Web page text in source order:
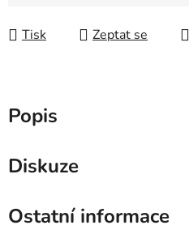
Tisk Zeptat se
Popis
Diskuze
Ostatní informace